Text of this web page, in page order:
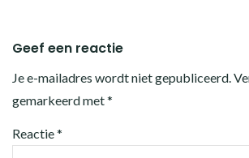
Geef een reactie
Je e-mailadres wordt niet gepubliceerd.
gemarkeerd met*
Reactie*